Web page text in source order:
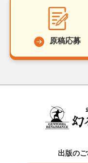
原稿応募
出版の